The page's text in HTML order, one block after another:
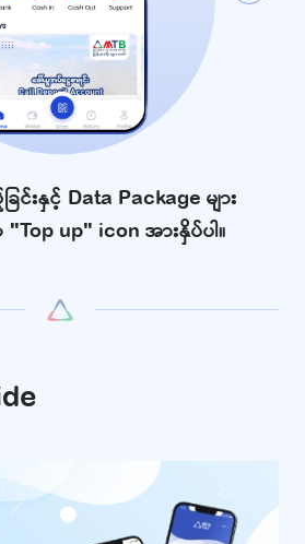
င်းနှင့် Data Package များ
up" icon အားနှိပ်ပါ။